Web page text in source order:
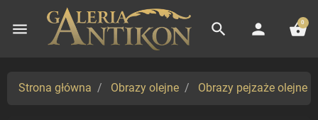
menu search person shopping_basket
0
Strona główna Obrazy olejne Obrazy pejzaże olejne